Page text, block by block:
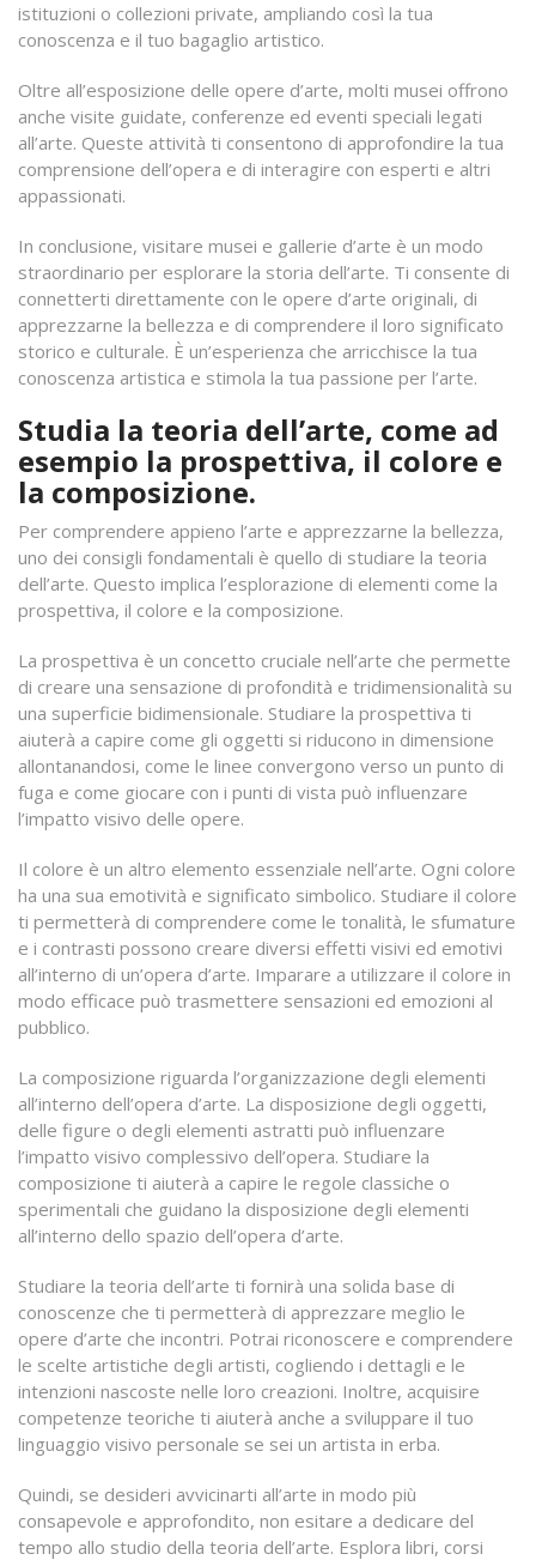
istituzioni o collezioni private, ampliando così la tua
conoscenza e il tuo bagaglio artistico.
Oltre all’esposizione delle opere d’arte, molti musei offrono
anche visite guidate, conferenze ed eventi speciali legati
all’arte. Queste attività ti consentono di approfondire la tua
comprensione dell’opera e di interagire con esperti e altri
appassionati.
In conclusione, visitare musei e gallerie d’arte è un modo
straordinario per esplorare la storia dell’arte. Ti consente di
connetterti direttamente con le opere d’arte originali, di
apprezzarne la bellezza e di comprendere il loro significato
storico e culturale. È un’esperienza che arricchisce la tua
conoscenza artistica e stimola la tua passione per l’arte.
Studia la teoria dell’arte, come ad
esempio la prospettiva, il colore e
la composizione.
Per comprendere appieno l’arte e apprezzarne la bellezza,
uno dei consigli fondamentali è quello di studiare la teoria
dell’arte. Questo implica l’esplorazione di elementi come la
prospettiva, il colore e la composizione.
La prospettiva è un concetto cruciale nell’arte che permette
di creare una sensazione di profondità e tridimensionalità su
una superficie bidimensionale. Studiare la prospettiva ti
aiuterà a capire come gli oggetti si riducono in dimensione
allontanandosi, come le linee convergono verso un punto di
fuga e come giocare con i punti di vista può influenzare
l’impatto visivo delle opere.
Il colore è un altro elemento essenziale nell’arte. Ogni colore
ha una sua emotività e significato simbolico. Studiare il colore
ti permetterà di comprendere come le tonalità, le sfumature
e i contrasti possono creare diversi effetti visivi ed emotivi
all’interno di un’opera d’arte. Imparare a utilizzare il colore in
modo efficace può trasmettere sensazioni ed emozioni al
pubblico.
La composizione riguarda l’organizzazione degli elementi
all’interno dell’opera d’arte. La disposizione degli oggetti,
delle figure o degli elementi astratti può influenzare
l’impatto visivo complessivo dell’opera. Studiare la
composizione ti aiuterà a capire le regole classiche o
sperimentali che guidano la disposizione degli elementi
all’interno dello spazio dell’opera d’arte.
Studiare la teoria dell’arte ti fornirà una solida base di
conoscenze che ti permetterà di apprezzare meglio le
opere d’arte che incontri. Potrai riconoscere e comprendere
le scelte artistiche degli artisti, cogliendo i dettagli e le
intenzioni nascoste nelle loro creazioni. Inoltre, acquisire
competenze teoriche ti aiuterà anche a sviluppare il tuo
linguaggio visivo personale se sei un artista in erba.
Quindi, se desideri avvicinarti all’arte in modo più
consapevole e approfondito, non esitare a dedicare del
tempo allo studio della teoria dell’arte. Esplora libri, corsi